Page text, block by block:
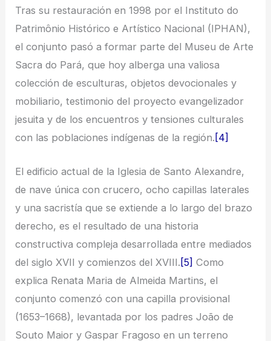
Tras su restauración en 1998 por el Instituto do
Patrimônio Histórico e Artístico Nacional (IPHAN),
el conjunto pasó a formar parte del Museu de Arte
Sacra do Pará, que hoy alberga una valiosa
colección de esculturas, objetos devocionales y
mobiliario, testimonio del proyecto evangelizador
jesuita y de los encuentros y tensiones culturales
con las poblaciones indígenas de la región. [4]
El edificio actual de la Iglesia de Santo Alexandre,
de nave única con crucero, ocho capillas laterales
y una sacristía que se extiende a lo largo del brazo
derecho, es el resultado de una historia
constructiva compleja desarrollada entre mediados
del siglo XVII y comienzos del XVIII. [5] Como
explica Renata Maria de Almeida Martins, el
conjunto comenzó con una capilla provisional
(1653–1668), levantada por los padres João de
Souto Maior y Gaspar Fragoso en un terreno